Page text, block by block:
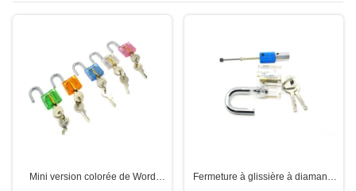
Mini version colorée de Word
Fermeture à glissière à diamants